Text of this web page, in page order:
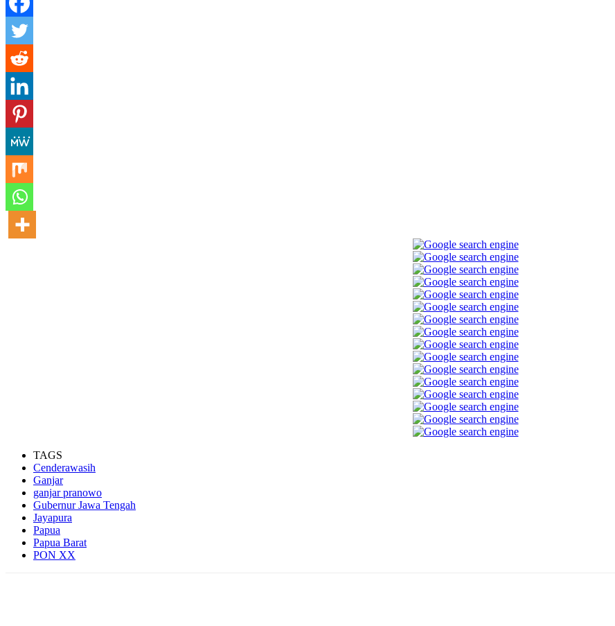
TAGS
Cenderawasih
Ganjar
ganjar pranowo
Gubernur Jawa Tengah
Jayapura
Papua
Papua Barat
PON XX